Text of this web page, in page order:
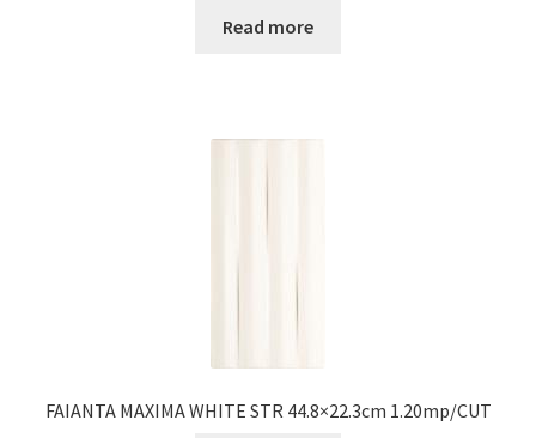
Read more
FAIANTA MAXIMA WHITE STR 44.8×22.3cm 1.20mp/CUT